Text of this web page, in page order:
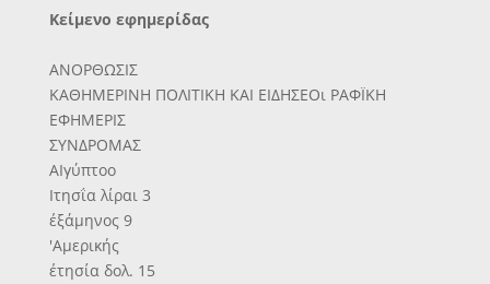
Κείμενο εφημερίδας
ΑΝΟΡΘΩΣΙΣ
ΚΑΘΗΜΕΡΙΝΗ ΠΟΛΙΤΙΚΗ ΚΑΙ ΕΙΔΗΣΕΟι ΡΑΦΪΚΗ
ΕΦΗΜΕΡΙΣ
ΣΥΝΔΡΟΜΑΣ
ΑΙγύπτοο
Ιτησΐα λίραι 3
έξάμηνος 9
'Αμερικής
έτησία δολ. 15